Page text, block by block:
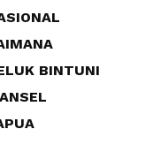
BINTUNI